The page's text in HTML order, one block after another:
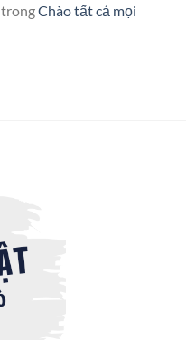
trongChào tất cả mọi